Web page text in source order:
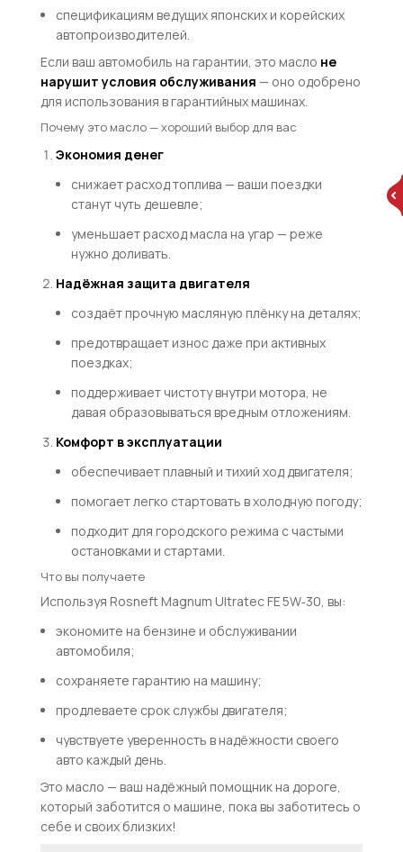
спецификациям ведущих японских и корейских
автопроизводителей.
Если ваш автомобиль на гарантии, это масло не
нарушит условия обслуживания — оно одобрено
для использования в гарантийных машинах.
Почему это масло — хороший выбор для вас
Экономия денег
снижает расход топлива — ваши поездки
станут чуть дешевле;
уменьшает расход масла на угар — реже
нужно доливать.
Надёжная защита двигателя
создаёт прочную масляную плёнку на деталях;
предотвращает износ даже при активных
поездках;
поддерживает чистоту внутри мотора, не
давая образовываться вредным отложениям.
Комфорт в эксплуатации
обеспечивает плавный и тихий ход двигателя;
помогает легко стартовать в холодную погоду;
подходит для городского режима с частыми
остановками и стартами.
Что вы получаете
Используя Rosneft Magnum Ultratec FE 5W‑30, вы:
экономите на бензине и обслуживании
автомобиля;
сохраняете гарантию на машину;
продлеваете срок службы двигателя;
чувствуете уверенность в надёжности своего
авто каждый день.
Это масло — ваш надёжный помощник на дороге,
который заботится о машине, пока вы заботитесь о
себе и своих близких!